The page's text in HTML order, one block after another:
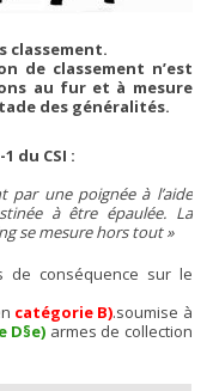
classement.
de classement n’est
au fur et à mesure
des généralités.
du CSI :
par une poignée à l’aide
à être épaulée. La
se mesure hors tout »
de conséquence sur le
catégorie B).soumise à
D§e) armes de collection